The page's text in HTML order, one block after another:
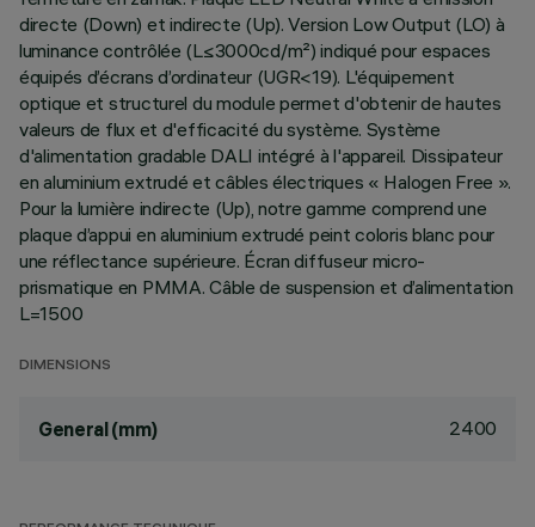
directe (Down) et indirecte (Up). Version Low Output (LO) à
luminance contrôlée (L≤3000cd/m²) indiqué pour espaces
équipés d’écrans d’ordinateur (UGR<19). L'équipement
optique et structurel du module permet d'obtenir de hautes
valeurs de flux et d'efficacité du système. Système
d'alimentation gradable DALI intégré à l'appareil. Dissipateur
en aluminium extrudé et câbles électriques « Halogen Free ».
Pour la lumière indirecte (Up), notre gamme comprend une
plaque d’appui en aluminium extrudé peint coloris blanc pour
une réflectance supérieure. Écran diffuseur micro-
prismatique en PMMA. Câble de suspension et d’alimentation
L=1500
DIMENSIONS
General (mm) 2400